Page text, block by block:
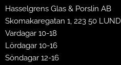
Hasselgrens Glas & Porslin AB
Skomakaregatan 1, 223 50 LUND
Vardagar 10-18
Lördagar 10-16
Söndagar 12-16